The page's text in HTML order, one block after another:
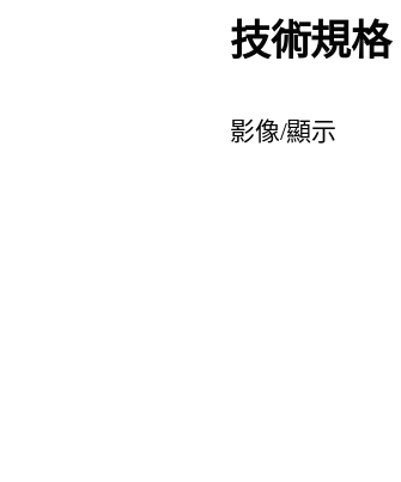
技術規格
影像/顯示